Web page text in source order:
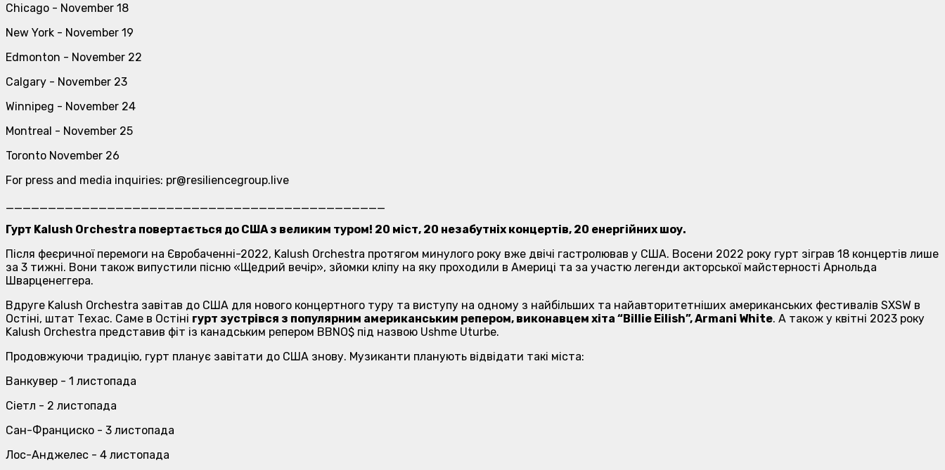
Chicago - November 18
New York - November 19
Edmonton - November 22
Calgary - November 23
Winnipeg - November 24
Montreal - November 25
Toronto November 26
For press and media inquiries: pr@resiliencegroup.live
_____________________________________________
Гурт Kalush Orchestra повертається до США з великим туром! 20 міст, 20 незабутніх концертів, 20 енергійних шоу.
Після феєричної перемоги на Євробаченні-2022, Kalush Orchestra протягом минулого року вже двічі гастролював у США. Восени 2022 року гурт зіграв 18 концертів лише
за 3 тижні. Вони також випустили пісню «Щедрий вечір», зйомки кліпу на яку проходили в Америці та за участю легенди акторської майстерності Арнольда
Шварценеггера.
Вдруге Kalush Orchestra завітав до США для нового концертного туру та виступу на одному з найбільших та найавторитетніших американських фестивалів SXSW в
Остіні, штат Техас. Саме в Остіні гурт зустрівся з популярним американським репером, виконавцем хіта “Billie Eilish”, Armani White. А також у квітні 2023 року
Kalush Orchestra представив фіт із канадським репером BBNO$ під назвою Ushme Uturbe.
Продовжуючи традицію, гурт планує завітати до США знову. Музиканти планують відвідати такі міста:
Ванкувер - 1 листопада
Сіетл - 2 листопада
Сан-Франциско - 3 листопада
Лос-Анджелес - 4 листопада